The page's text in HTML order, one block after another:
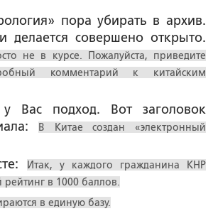
пора убирать в архив.
делается совершено открыто.
не в курсе. Пожалуйста, приведите
комментарий к китайским
у Вас подход. Вот заголовок
В Китае создан «электронный
Итак, у каждого гражданина КНР
в 1000 баллов.
в единую базу.